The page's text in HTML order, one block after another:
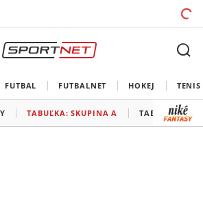
FUTBAL FUTBALNET HOKEJ TENIS
TABUĽKA: SKUPINA A TABUĽKA: